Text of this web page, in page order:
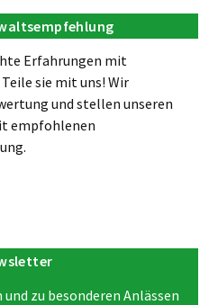
Erfahrungen mit
sie mit uns! Wir
und stellen unseren
empfohlenen
zu besonderen Anlässen